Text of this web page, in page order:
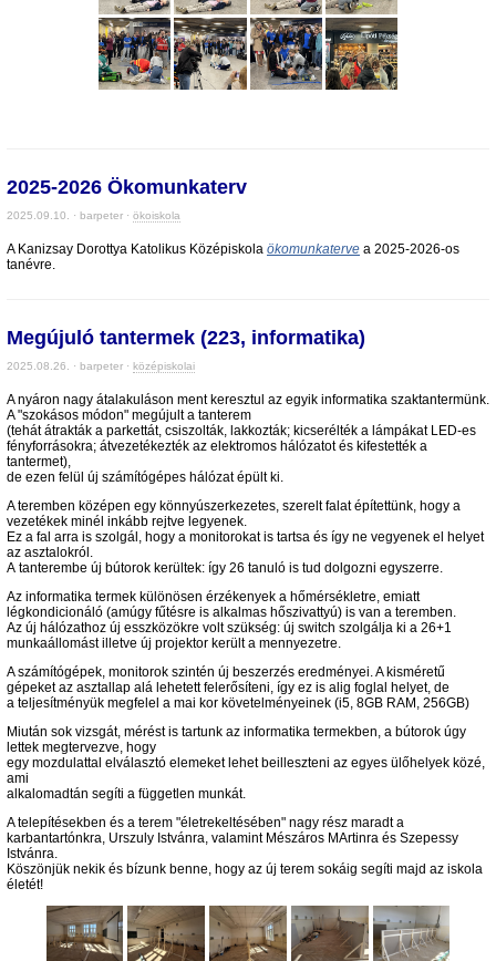
2025-2026 Ökomunkaterv
2025.09.10. · barpeter · ökoiskola
A Kanizsay Dorottya Katolikus Középiskola ökomunkaterve a 2025-2026-os
tanévre.
Megújuló tantermek (223, informatika)
2025.08.26. · barpeter · középiskolai
A nyáron nagy átalakuláson ment keresztul az egyik informatika szaktantermünk.
A "szokásos módon" megújult a tanterem
(tehát átrakták a parkettát, csiszolták, lakkozták; kicserélték a lámpákat LED-es
fényforrásokra; átvezetékezték az elektromos hálózatot és kifestették a
tantermet),
de ezen felül új számítógépes hálózat épült ki.
A teremben középen egy könnyúszerkezetes, szerelt falat építettünk, hogy a
vezetékek minél inkább rejtve legyenek.
Ez a fal arra is szolgál, hogy a monitorokat is tartsa és így ne vegyenek el helyet
az asztalokról.
A tanterembe új bútorok kerültek: így 26 tanuló is tud dolgozni egyszerre.
Az informatika termek különösen érzékenyek a hőmérsékletre, emiatt
légkondicionáló (amúgy fűtésre is alkalmas hőszivattyú) is van a teremben.
Az új hálózathoz új esszközökre volt szükség: új switch szolgálja ki a 26+1
munkaállomást illetve új projektor került a mennyezetre.
A számítógépek, monitorok szintén új beszerzés eredményei. A kisméretű
gépeket az asztallap alá lehetett felerősíteni, így ez is alig foglal helyet, de
a teljesítményük megfelel a mai kor követelményeinek (i5, 8GB RAM, 256GB)
Miután sok vizsgát, mérést is tartunk az informatika termekben, a bútorok úgy
lettek megtervezve, hogy
egy mozdulattal elválasztó elemeket lehet beilleszteni az egyes ülőhelyek közé,
ami
alkalomadtán segíti a független munkát.
A telepítésekben és a terem "életrekeltésében" nagy rész maradt a
karbantartónkra, Urszuly Istvánra, valamint Mészáros MArtinra és Szepessy
Istvánra.
Köszönjük nekik és bízunk benne, hogy az új terem sokáig segíti majd az iskola
életét!